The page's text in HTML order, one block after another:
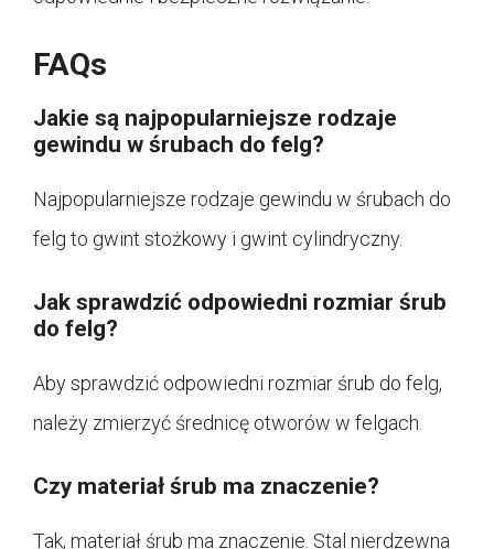
FAQs
Jakie są najpopularniejsze rodzaje
gewindu w śrubach do felg?
Najpopularniejsze rodzaje gewindu w śrubach do
felg to gwint stożkowy i gwint cylindryczny.
Jak sprawdzić odpowiedni rozmiar śrub
do felg?
Aby sprawdzić odpowiedni rozmiar śrub do felg,
należy zmierzyć średnicę otworów w felgach.
Czy materiał śrub ma znaczenie?
Tak, materiał śrub ma znaczenie. Stal nierdzewna